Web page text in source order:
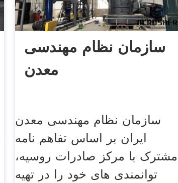
سازمان نظام مهندسی
معدن
سازمان نظام مهندسی معدن
ایران بر اساس تفاهم نامه
مشترک با مرکز صادرات روسیه،
توانمندی های خود را در تهیه